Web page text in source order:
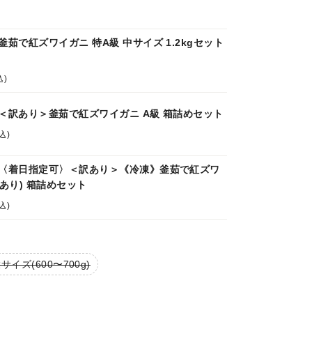
茹で紅ズワイガニ 特A級 中サイズ 1.2kgセット
)
訳あり＞釜茹で紅ズワイガニ A級 箱詰めセット
)
着日指定可〉＜訳あり＞《冷凍》釜茹で紅ズワ
り) 箱詰めセット
)
イズ(600〜700g)